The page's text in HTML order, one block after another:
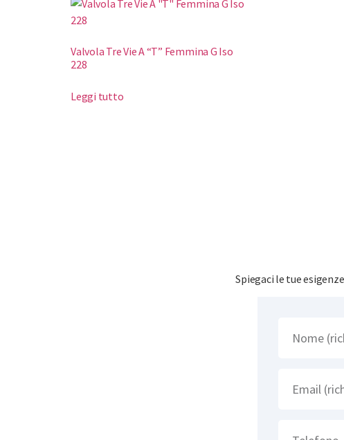
Valvola Tre Vie A “T” Femmina G Iso
228
Leggi tutto
Spiegaci le tue